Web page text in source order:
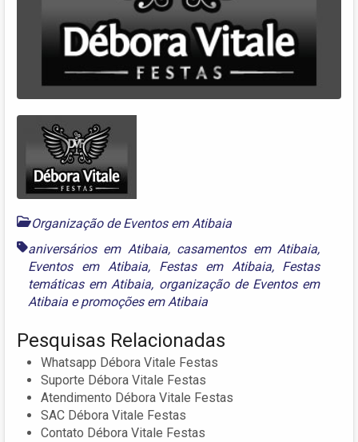
Organização de Eventos em Atibaia
aniversários em Atibaia, casamentos em Atibaia,
Eventos em Atibaia, Festas em Atibaia, Festas
temáticas em Atibaia, organização de Eventos em
Atibaia epromoções em Atibaia
Pesquisas Relacionadas
Whatsapp Débora Vitale Festas
Suporte Débora Vitale Festas
Atendimento Débora Vitale Festas
SAC Débora Vitale Festas
Contato Débora Vitale Festas